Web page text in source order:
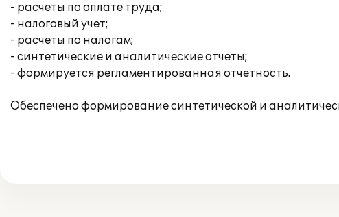
- расчеты по оплате труда;
- налоговый учет;
- расчеты по налогам;
- синтетические и аналитические отчеты;
- формируется регламентированная отчетность.
Обеспечено формирование синтетической и